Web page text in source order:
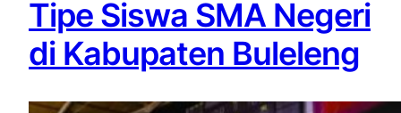
Tipe Siswa SMA Negeri
di Kabupaten Buleleng